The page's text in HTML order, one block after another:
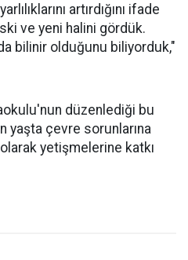
artırdığını ifade
ve yeni halini gördük.
bilinir olduğunu biliyorduk,"
düzenlediği bu
yaşta çevre sorunlarına
yetişmelerine katkı